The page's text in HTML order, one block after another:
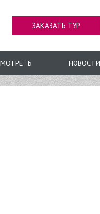
ЗАКАЗАТЬ ТУР
НОВОСТИ